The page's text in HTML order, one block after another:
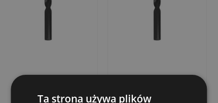
Ta strona używa plików